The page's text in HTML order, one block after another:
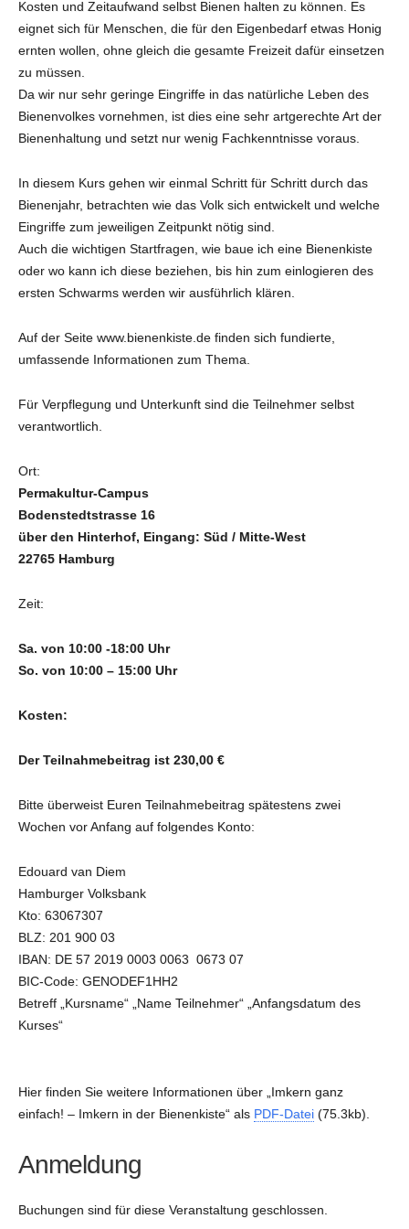
Kosten und Zeitaufwand selbst Bienen halten zu können. Es
eignet sich für Menschen, die für den Eigenbedarf etwas Honig
ernten wollen, ohne gleich die gesamte Freizeit dafür einsetzen
zu müssen.
Da wir nur sehr geringe Eingriffe in das natürliche Leben des
Bienenvolkes vornehmen, ist dies eine sehr artgerechte Art der
Bienenhaltung und setzt nur wenig Fachkenntnisse voraus.
In diesem Kurs gehen wir einmal Schritt für Schritt durch das
Bienenjahr, betrachten wie das Volk sich entwickelt und welche
Eingriffe zum jeweiligen Zeitpunkt nötig sind.
Auch die wichtigen Startfragen, wie baue ich eine Bienenkiste
oder wo kann ich diese beziehen, bis hin zum einlogieren des
ersten Schwarms werden wir ausführlich klären.
Auf der Seite www.bienenkiste.de finden sich fundierte,
umfassende Informationen zum Thema.
Für Verpflegung und Unterkunft sind die Teilnehmer selbst
verantwortlich.
Ort:
Permakultur-Campus
Bodenstedtstrasse 16
über den Hinterhof, Eingang: Süd / Mitte-West
22765 Hamburg
Zeit:
Sa. von 10:00 -18:00 Uhr
So. von 10:00 – 15:00 Uhr
Kosten:
Der Teilnahmebeitrag ist 230,00 €
Bitte überweist Euren Teilnahmebeitrag spätestens zwei
Wochen vor Anfang auf folgendes Konto:
Edouard van Diem
Hamburger Volksbank
Kto: 63067307
BLZ: 201 900 03
IBAN: DE 57 2019 0003 0063 0673 07
BIC-Code: GENODEF1HH2
Betreff „Kursname“ „Name Teilnehmer“ „Anfangsdatum des
Kurses“
Hier finden Sie weitere Informationen über „Imkern ganz
einfach! – Imkern in der Bienenkiste“ als PDF-Datei (75.3kb).
Anmeldung
Buchungen sind für diese Veranstaltung geschlossen.